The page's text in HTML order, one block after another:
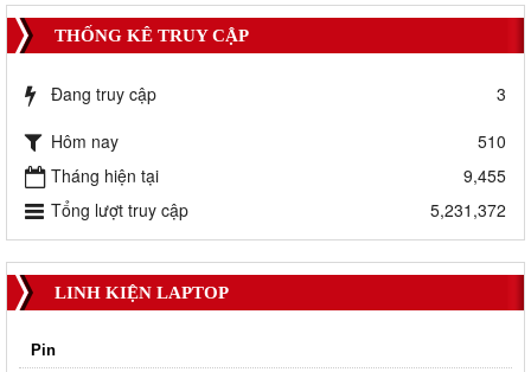
THỐNG KÊ TRUY CẬP
Đang truy cập
3
Hôm nay
510
Tháng hiện tại
9,455
Tổng lượt truy cập
5,231,372
LINH KIỆN LAPTOP
Pin